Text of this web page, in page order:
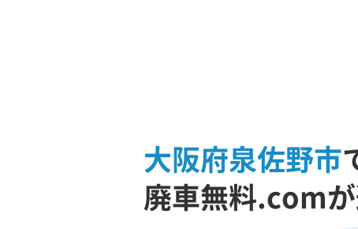
大阪府泉佐野市
廃車無料.com